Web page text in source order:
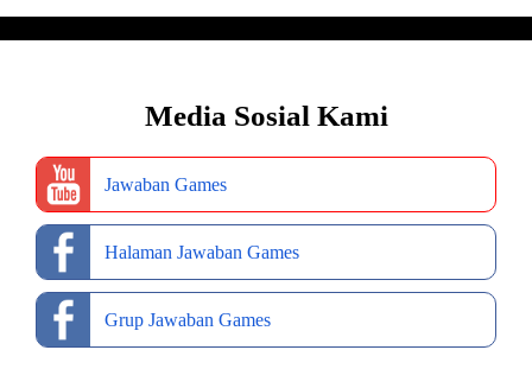
Media Sosial Kami
Jawaban Games
Halaman Jawaban Games
Grup Jawaban Games